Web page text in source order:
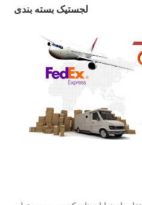
لجستیک بسته بندی